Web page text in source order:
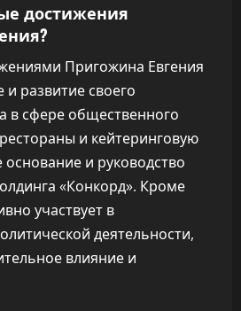
достижения
Пригожина Евгения
и развитие своего
в сфере общественного
и кейтеринговую
и руководство
«Конкорд». Кроме
участвует в
деятельности,
влияние и